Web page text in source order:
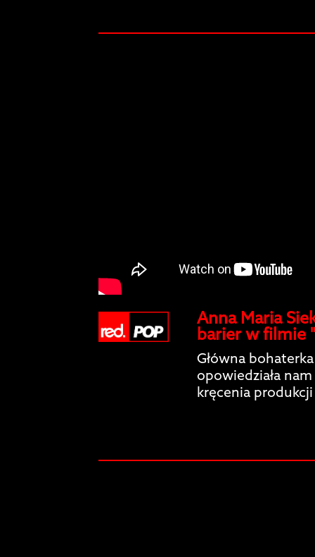
Anna Maria
barier w filmie
Główna
opowiedziała
kręcenia